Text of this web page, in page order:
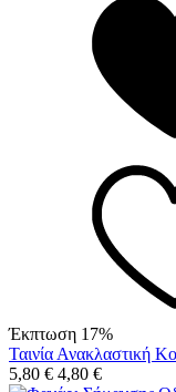
Έκπτωση 17%
Ταινία Ανακλαστική
5,80 € 4,80 €